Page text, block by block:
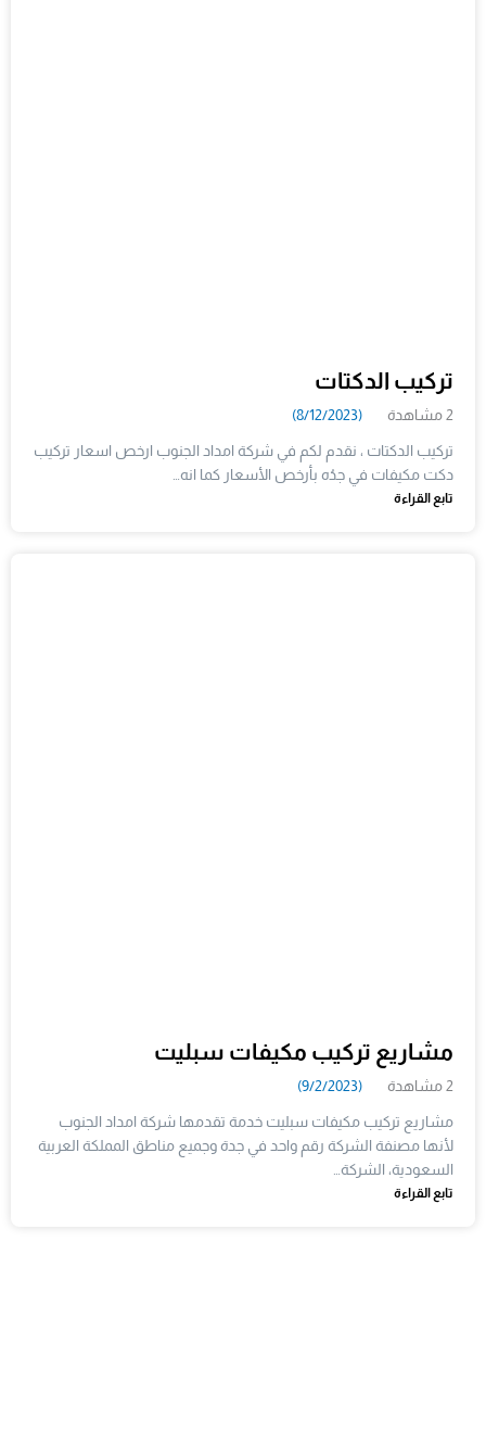
تركيب الدكتات
2 مشاهدة (8/12/2023)
تركيب الدكتات ، نقدم لكم في شركة امداد الجنوب ارخص اسعار تركيب
دكت مكيفات في جدُه بأرخص الأسعار كما انه…
تابع القراءة
مشاريع تركيب مكيفات سبليت
2 مشاهدة (9/2/2023)
مشاريع تركيب مكيفات سبليت خدمة تقدمها شركة امداد الجنوب
لأنها مصنفة الشركة رقم واحد في جدة وجميع مناطق المملكة العربية
السعودية، الشركة…
تابع القراءة